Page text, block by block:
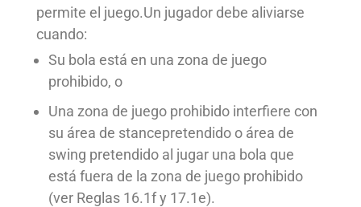
permite el juego.Un jugador debe aliviarse
cuando:
Su bola está en una zona de juego
prohibido, o
Una zona de juego prohibido interfiere con
su área de stancepretendido o área de
swing pretendido al jugar una bola que
está fuera de la zona de juego prohibido
(ver Reglas 16.1f y 17.1e).